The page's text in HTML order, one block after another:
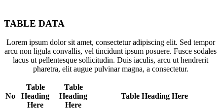
TABLE DATA
Lorem ipsum dolor sit amet, consectetur adipiscing elit. Sed tempor
arcu non ligula convallis, vel tincidunt ipsum posuere. Fusce sodales
lacus ut pellentesque sollicitudin. Duis iaculis, arcu ut hendrerit
pharetra, elit augue pulvinar magna, a consectetur.
No
Table
Heading
Here
Table
Heading
Here
Table Heading Here